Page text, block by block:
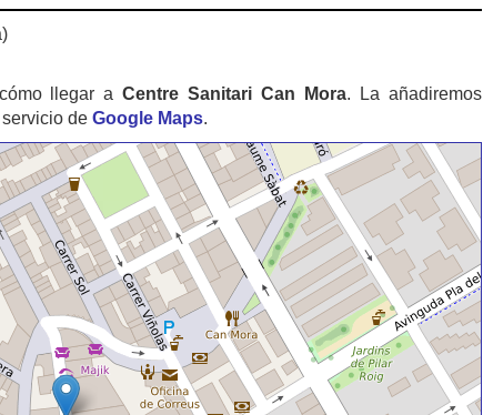
cómo llegar aCentre Sanitari Can Mora. La añadiremos
de Google Maps.